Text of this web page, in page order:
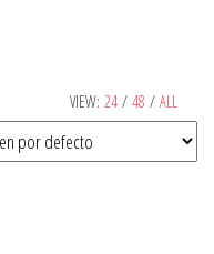
VIEW: 24 / 48 / ALL